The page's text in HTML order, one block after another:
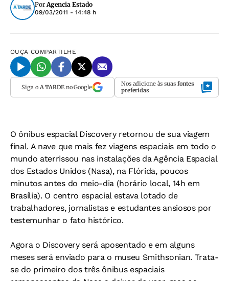
PorAgencia Estado
09/03/2011 - 14:48 h
OUÇA COMPARTILHE
Siga o A TARDEno Google Nos adicione às suas fontes
preferidas
O ônibus espacial Discovery retornou de sua viagem
final. A nave que mais fez viagens espaciais em todo o
mundo aterrissou nas instalações da Agência Espacial
dos Estados Unidos (Nasa), na Flórida, poucos
minutos antes do meio-dia (horário local, 14h em
Brasília). O centro espacial estava lotado de
trabalhadores, jornalistas e estudantes ansiosos por
testemunhar o fato histórico.
Agora o Discovery será aposentado e em alguns
meses será enviado para o museu Smithsonian. Trata-
se do primeiro dos três ônibus espaciais